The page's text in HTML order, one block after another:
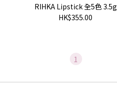
RIHKA Lipstick 全5色 3.5g
HK$355.00
1